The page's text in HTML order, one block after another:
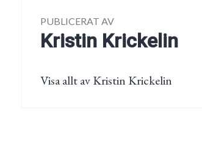
PUBLICERAT AV
Kristin Krickelin
Visa allt av Kristin Krickelin